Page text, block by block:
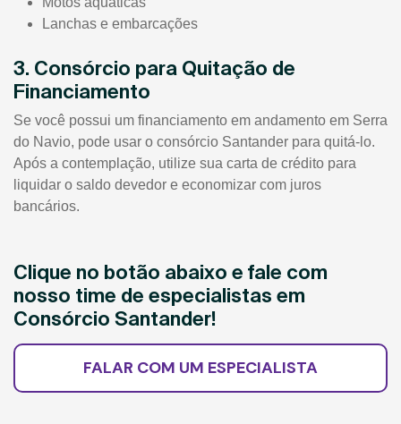
Lanchas e embarcações
3. Consórcio para Quitação de
Financiamento
Se você possui um financiamento em andamento em Serra
do Navio, pode usar o consórcio Santander para quitá-lo.
Após a contemplação, utilize sua carta de crédito para
liquidar o saldo devedor e economizar com juros
bancários.
Clique no botão abaixo e fale com
nosso time de especialistas em
Consórcio Santander!
FALAR COM UM ESPECIALISTA